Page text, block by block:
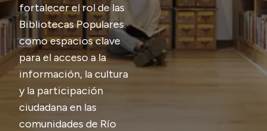
SECUNDARIO
TECNICATURAS
CAPACITACIONES
fortalecer el rol de las
Bibliotecas Populares
como espacios clave
para el acceso a la
información, la cultura
y la participación
ciudadana en las
comunidades de Río